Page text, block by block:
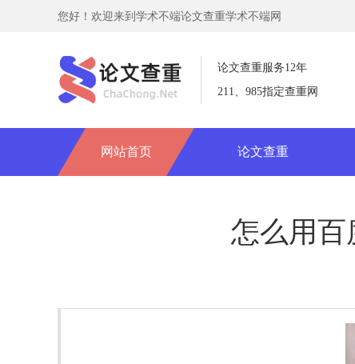
您好！欢迎来到学术不端论文查重学术不端网
网站首页 论文查重
论文查重服务12年
211、985指定查重网
怎么用百